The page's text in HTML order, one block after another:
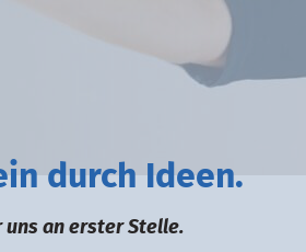
durch deen.
an erster Stelle.